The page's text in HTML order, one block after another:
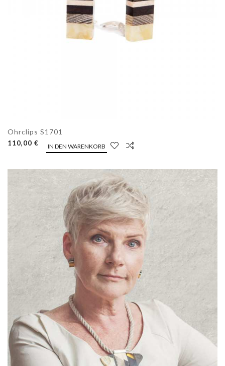
Ohrclips S1701
110,00 € IN DEN WARENKORB